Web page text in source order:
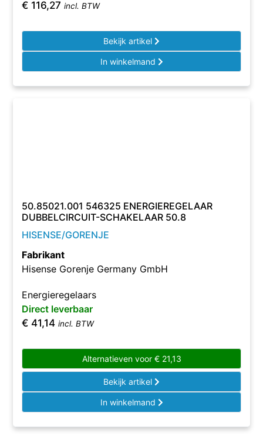
€ 116,27 incl. BTW
Bekijk artikel
In winkelmand
50.85021.001 546325 ENERGIEREGELAAR
DUBBELCIRCUIT-SCHAKELAAR 50.8
HISENSE/GORENJE
Fabrikant
Hisense Gorenje Germany GmbH
Energieregelaars
Direct leverbaar
€ 41,14 incl. BTW
Alternatieven voor €21,13
Bekijk artikel
In winkelmand